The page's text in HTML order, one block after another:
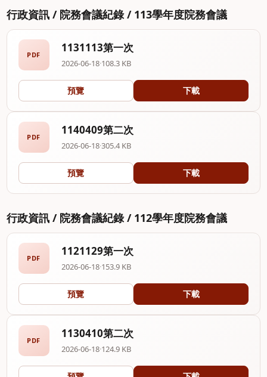
行政資訊 / 院務會議紀錄 / 113學年度院務會議
PDF
1131113第一次
2026-06-18·108.3 KB
預覽 下載
PDF
1140409第二次
2026-06-18·305.4 KB
預覽 下載
行政資訊 / 院務會議紀錄 / 112學年度院務會議
PDF
1121129第一次
2026-06-18·153.9 KB
預覽 下載
PDF
1130410第二次
2026-06-18·124.9 KB